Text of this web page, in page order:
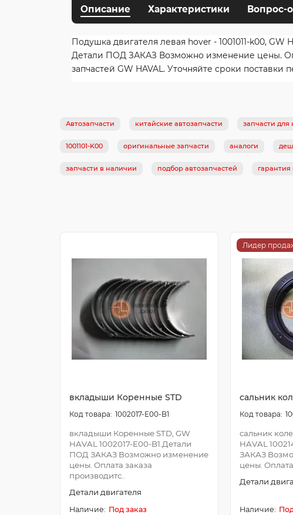
Описание Характеристики Вопрос-
Подушка двигателя левая hover - 1001011-k00, GW
Детали ПОД ЗАКАЗ Возможно изменение цены.
запчастей GW HAVAL. Уточняйте сроки поставки
Автозапчасти китайские автозапчасти запчасти для
1001101-K00 оригинальные запчасти аналоги
запчасти в наличии подбор автозапчастей гарантия
вкладыши Коренные STD
1002017-E00-B1
вкладыши Коренные STD, GW
HAVAL 1002017-E00-B1.Детали
ПОД ЗАКАЗ Возможно изменение
цены. Оплата заказа
производитс..
Детали двигателя
Под заказ
Лидер
сальник
сальник
HAVAL
ЗАКАЗ
цены.
Детали